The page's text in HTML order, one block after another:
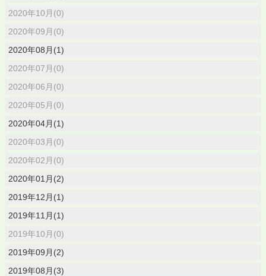
2020年10月(0)
2020年09月(0)
2020年08月(1)
2020年07月(0)
2020年06月(0)
2020年05月(0)
2020年04月(1)
2020年03月(0)
2020年02月(0)
2020年01月(2)
2019年12月(1)
2019年11月(1)
2019年10月(0)
2019年09月(2)
2019年08月(3)